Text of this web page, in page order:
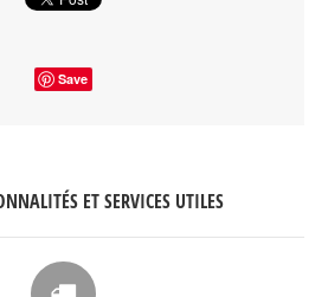
Save
ET SERVICES UTILES